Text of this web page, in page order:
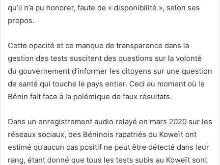
qu’il n’a pu honorer, faute de « disponibilité », selon ses
propos.
Cette opacité et ce manque de transparence dans la
gestion des tests suscitent des questions sur la volonté
du gouvernement d’informer les citoyens sur une question
de santé qui touche le pays entier. Ceci au moment où le
Bénin fait face à la polémique de faux résultats.
Dans un enregistrement audio relayé en mars 2020 sur les
réseaux sociaux, des Béninois rapatriés du Koweït ont
estimé qu’aucun cas positif ne peut être détecté dans leur
rang, étant donné que tous les tests subis au Koweït sont